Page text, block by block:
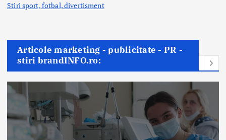
Stiri sport, fotbal,divertisment
Articole marketing - publicitate - PR -
stiri brandINFO.ro: